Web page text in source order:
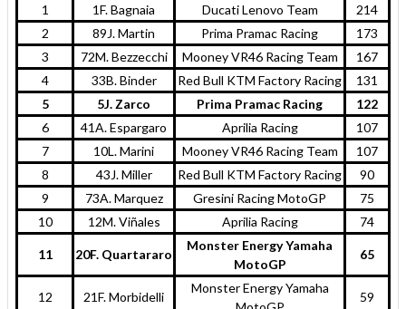
1
1F. Bagnaia Ducati Lenovo Team
214
2
89J. Martin Prima Pramac Racing
173
3
72M. Bezzecchi Mooney VR46 Racing Team
167
4
33B. Binder Red Bull KTM Factory Racing
131
5
5J. Zarco Prima Pramac Racing
122
6
41A. Espargaro Aprilia Racing
107
7
10L. Marini Mooney VR46 Racing Team
107
8
43J. Miller Red Bull KTM Factory Racing
90
9
73A. Marquez Gresini Racing MotoGP
75
10
12M. Viñales Aprilia Racing 74
11 20F. Quartararo
Monster Energy Yamaha
MotoGP
65
12 21F. Morbidelli
Monster Energy Yamaha
59